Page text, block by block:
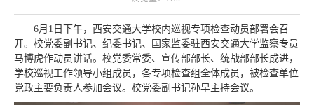
6月1日下午，西安交通大学校内巡视专项检查动员部署会召
开。校党委副书记、纪委书记、国家监委驻西安交通大学监察专员
马博虎作动员讲话。校党委常委、宣传部部长、统战部部长成进，
学校巡视工作领导小组成员，各专项检查组全体成员，被检查单位
党政主要负责人参加会议。校党委副书记孙早主持会议。